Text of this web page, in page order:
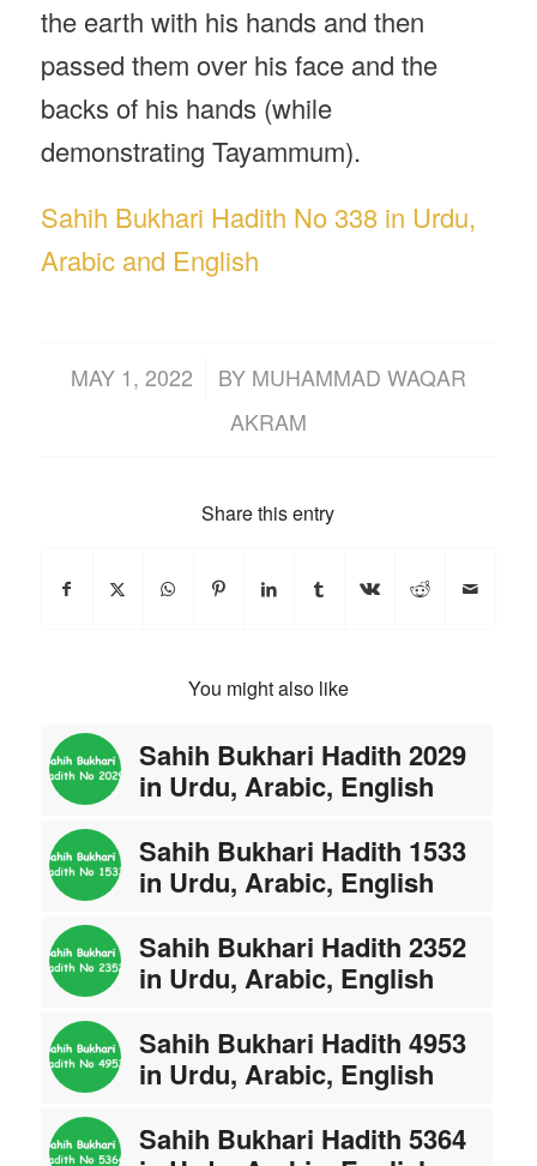
the earth with his hands and then
passed them over his face and the
backs of his hands (while
demonstrating Tayammum).
Sahih Bukhari Hadith No 338 in Urdu,
Arabic and English
MAY 1, 2022
/ BY MUHAMMAD WAQAR
AKRAM
Share this entry
You might also like
Sahih Bukhari Hadith 2029
in Urdu, Arabic, English
Sahih Bukhari Hadith 1533
in Urdu, Arabic, English
Sahih Bukhari Hadith 2352
in Urdu, Arabic, English
Sahih Bukhari Hadith 4953
in Urdu, Arabic, English
Sahih Bukhari Hadith 5364